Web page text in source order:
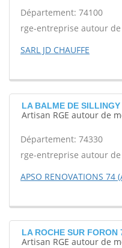
Département: 74100
rge-entreprise autour
SARL JD CHAUFFE
LA BALME DE
Artisan RGE autour de
Département: 74330
rge-entreprise autour
APSO RENOVATIONS 74
LA ROCHE SUR FORON
Artisan RGE autour de